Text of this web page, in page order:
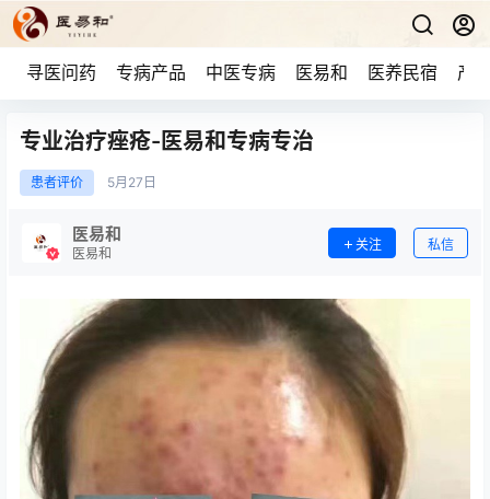
寻医问药 专病产品 中医专病 医易和 医养民宿 产
专业治疗痤疮-医易和专病专治
患者评价 5月 27日
医易和
医易和
关注 私信